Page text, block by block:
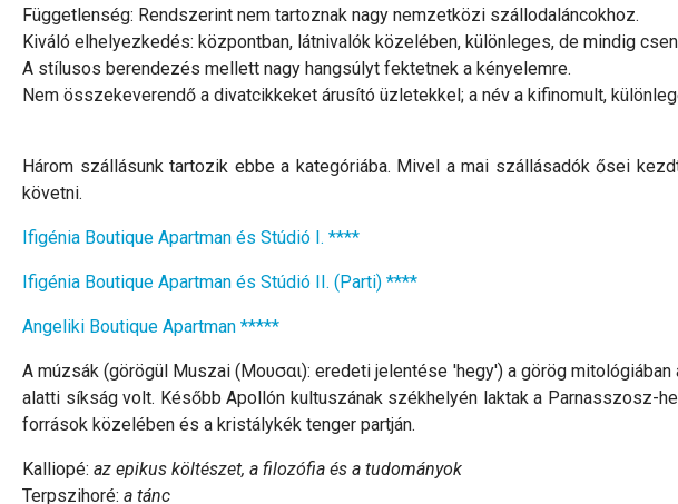
Függetlenség: Rendszerint nem tartoznak nagy nemzetközi szállodaláncokhoz.
Kiváló elhelyezkedés: központban, látnivalók közelében, különleges, de mindig
A stílusos berendezés mellett nagy hangsúlyt fektetnek a kényelemre.
Nem összekeverendő a divatcikkeket árusító üzletekkel; a név a kifinomult,
Három szállásunk tartozik ebbe a kategóriába. Mivel a mai szállásadók ősei
követni.
Ifigénia Boutique Apartman és Stúdió I. ****
Ifigénia Boutique Apartman és Stúdió II. (Parti) ****
Angeliki Boutique Apartman *****
A múzsák (görögül Muszai (Μουσαι): eredeti jelentése 'hegy') a görög
alatti síkság volt. Később Apollón kultuszának székhelyén laktak a
források közelében és a kristálykék tenger partján.
Kalliopé: az epikus költészet, a filozófia és a tudományok
Terpszihoré: a tánc